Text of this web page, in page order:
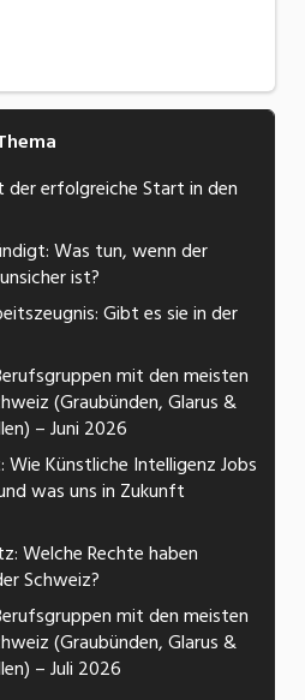
der erfolgreiche Start in den
Was tun, wenn der
ist?
Gibt es sie in der
mit den meisten
(Graubünden, Glarus &
– Juni 2026
Künstliche Intelligenz Jobs
was uns in Zukunft
Welche Rechte haben
Schweiz?
mit den meisten
(Graubünden, Glarus &
– Juli 2026